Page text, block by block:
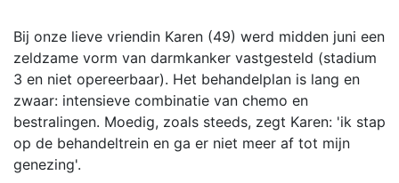
Bij onze lieve vriendin Karen (49) werd midden juni een
zeldzame vorm van darmkanker vastgesteld (stadium
3 en niet opereerbaar). Het behandelplan is lang en
zwaar: intensieve combinatie van chemo en
bestralingen. Moedig, zoals steeds, zegt Karen: 'ik stap
op de behandeltrein en ga er niet meer af tot mijn
genezing'.